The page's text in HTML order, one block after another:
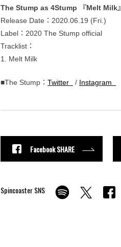
The Stump as 4Stump 『Melt Milk』
Release Date：2020.06.19 (Fri.)
Label：2020 The Stump official
Tracklist：
1. Melt Milk
■The Stump： Twitter / Instagram
Facebook SHARE
Spincoaster SNS